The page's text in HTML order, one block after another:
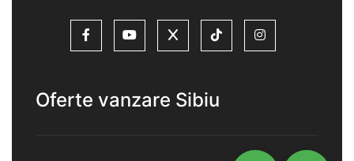
Oferte vanzare Sibiu